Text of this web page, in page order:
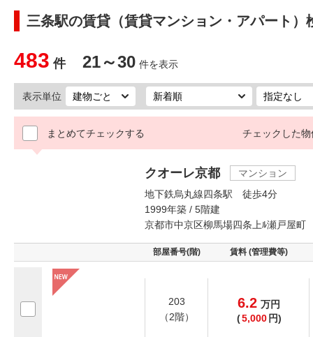
三条駅の賃貸（賃貸マンション・アパート）
483 件 21～30 件を表示
表示単位
まとめてチェックする チェックした物
クオーレ京都
マンション
地下鉄烏丸線四条駅 徒歩4分
1999年築 / 5階建
京都市中京区柳馬場四条上ﾙ瀬戸屋町
部屋番号(階) 賃料 (管理費等)
203
（2階）
6.2 万円
(5,000 円)